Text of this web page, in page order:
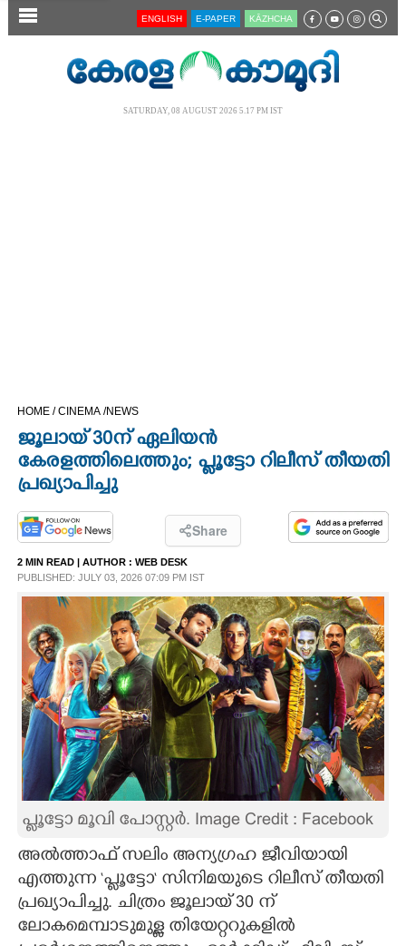
SECTIONS
OPINION
PHOTOS
LIFESTYLE
SPIRITUAL
INFO+
ART
ASTRO
CARTOONS
LITERATURE
ENGLISH E-PAPER KĀZHCHA
SATURDAY, 08 AUGUST 2026 5.17 PM IST
HOME /CINEMA /NEWS
ജൂലായ് 30ന് ഏലിയൻ
കേരളത്തിലെത്തും; പ്ലൂട്ടോ റിലീസ് തീയതി
പ്രഖ്യാപിച്ചു
Share
2 MIN READ | AUTHOR : WEB DESK
PUBLISHED: JULY 03, 2026 07:09 PM IST
പ്ലൂട്ടോ മൂവി പോസ്റ്റർ. Image Credit : Facebook
അൽത്താഫ് സലിം അന്യഗ്രഹ ജീവിയായി
എത്തുന്ന ‘പ്ലൂട്ടോ‘ സിനിമയുടെ റിലീസ് തീയതി
പ്രഖ്യാപിച്ചു. ചിത്രം ജൂലായ് 30 ന്
ലോകമെമ്പാടുമുള്ള തിയേറ്ററുകളിൽ